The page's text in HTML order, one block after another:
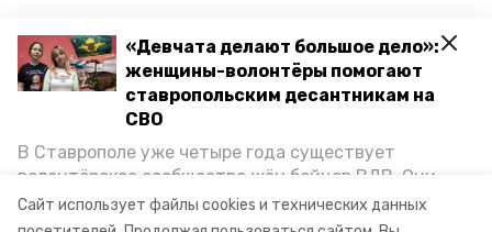
Сайт использует файлы cookies и технических данных
«Девчата делают большое дело»:
женщины-волонтёры помогают
ставропольским десантникам на
СВО
В Ставрополе уже четыре года существует
волонтёрское сообщество жён бойцов ВДВ. Они
организуют сборы вещей и продуктов для
участников спецоперации и лично отвозят всё это
Почти в два раза увеличился экспорт продукции
со Ставрополья в Узбекистан
Экспорт ставропольской продукции АПК
нарастили на 53%